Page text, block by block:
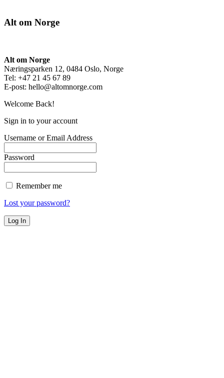
Alt om Norge
Alt om Norge
Næringsparken 12, 0484 Oslo, Norge
Tel: +47 21 45 67 89
E-post: hello@altomnorge.com
Welcome Back!
Sign in to your account
Username or Email Address
Password
Remember me
Lost your password?